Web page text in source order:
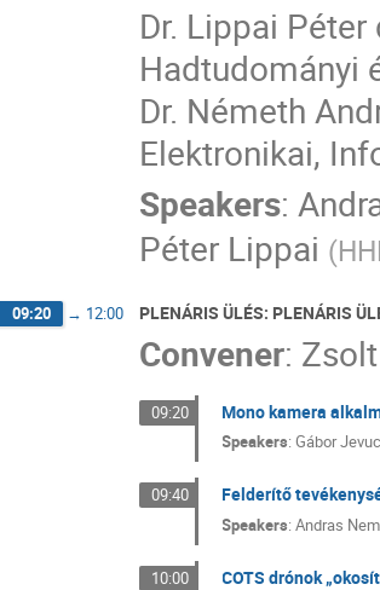
Dr. Lippai
Hadtudományi
Dr. Németh
Elektronikai,
Speakers:
Péter Lippai (
09:20 → 12:00 PLENÁRIS ÜLÉS: PLENÁRIS
Convener:
09:20 Mono kamera
Speakers:Gábor
09:40 Felderítő
Speakers:Andras
10:00 COTS drónok